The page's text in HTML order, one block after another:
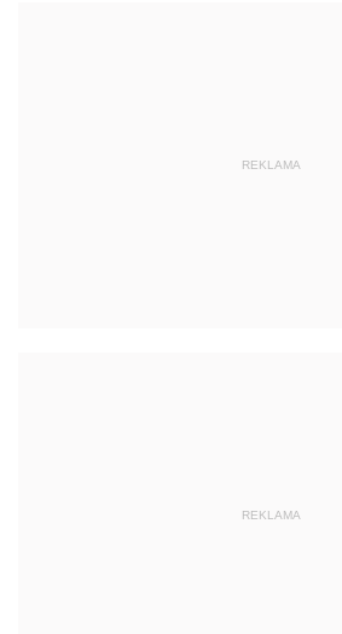
REKLAMA
REKLAMA